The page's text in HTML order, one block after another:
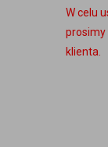
W celu
prosimy
klienta.